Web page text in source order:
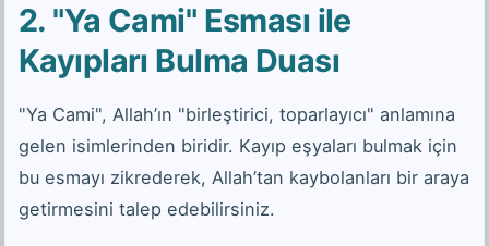
2. "Ya Cami" Esması ile
Kayıpları Bulma Duası
"Ya Cami", Allah’ın "birleştirici, toparlayıcı" anlamına
gelen isimlerinden biridir. Kayıp eşyaları bulmak için
bu esmayı zikrederek, Allah’tan kaybolanları bir araya
getirmesini talep edebilirsiniz.